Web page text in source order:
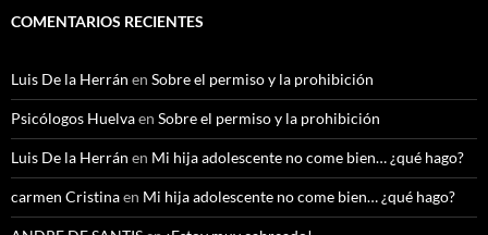
COMENTARIOS RECIENTES
Luis De la Herrán en Sobre el permiso y la prohibición
Psicólogos Huelvaen Sobre el permiso y la prohibición
Luis De la Herrán en Mi hija adolescente no come bien… ¿qué hago?
carmen Cristinaen Mi hija adolescente no come bien… ¿qué hago?